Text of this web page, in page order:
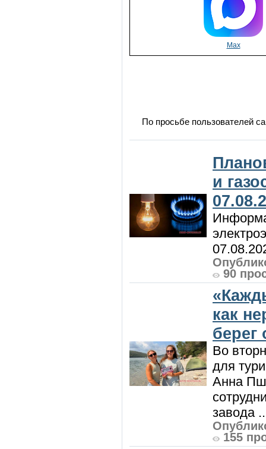
Max
По просьбе пользователей
и
90
как
берег
Во
для
Анна
завода
155